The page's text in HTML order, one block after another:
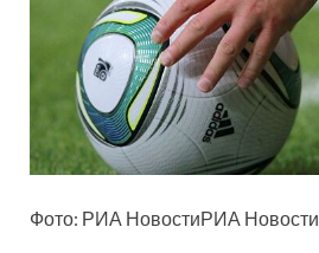
Фото: РИА НовостиРИА Новости